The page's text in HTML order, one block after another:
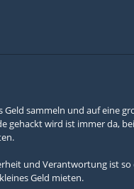
Geld sammeln und auf eine
gehackt wird ist immer da,
und Verantwortung ist
Geld mieten.